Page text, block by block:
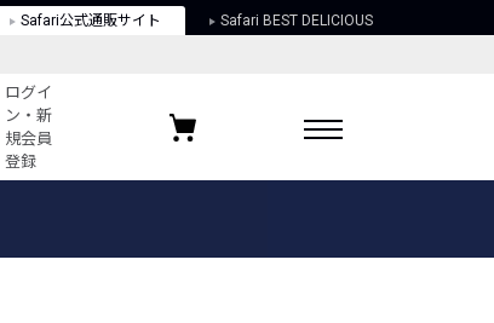
Safari公式通販サイト Safari BEST DELICIOUS
ログイ
ン・新
規会員
登録
お気に入りブランド